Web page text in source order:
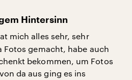
Hintersinn
mich alles sehr, sehr
Fotos gemacht, habe auch
bekommen, um Fotos
da aus ging es ins